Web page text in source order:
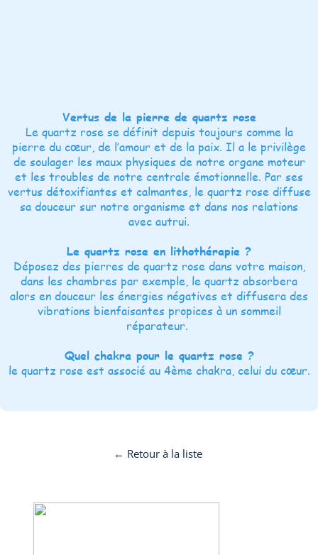
Vertus de la pierre de quartz rose
Le quartz rose se définit depuis toujours comme la
pierre du cœur, de l’amour et de la paix. Il a le privilège
de soulager les maux physiques de notre organe moteur
et les troubles de notre centrale émotionnelle. Par ses
vertus détoxifiantes et calmantes, le quartz rose diffuse
sa douceur sur notre organisme et dans nos relations
avec autrui.
Le quartz rose en lithothérapie ?
Déposez des pierres de quartz rose dans votre maison,
dans les chambres par exemple, le quartz absorbera
alors en douceur les énergies négatives et diffusera des
vibrations bienfaisantes propices à un sommeil
réparateur.
Quel chakra pour le quartz rose ?
le quartz rose est associé au 4ème chakra, celui du cœur.
← Retour à la liste